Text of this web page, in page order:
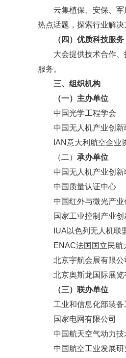
云集植保、安保、
热点话题，探索行业解决
（四）优质科技服
大会提供技术合作
服务。
三、组织机构
（一）主办单位
中国光学工程学会
中国无人机产业创新
IAN意大利航空企业
（二） 承办单位
中国无人机产业创新
中国质量认证中心
中国红外与微光产业
国家工业控制产业创
IUA以色列无人机联
ENAC法国国立民航
北京宇航会展有限公
北京奥斯龙国际展览
（三）联办单位
工业和信息化部装
国家电网有限公司
中国航天空气动力技
中国航空工业发展研